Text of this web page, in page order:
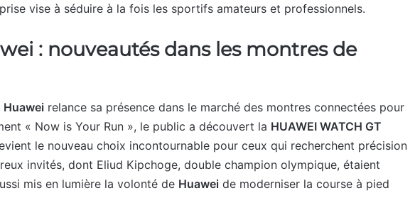
vise à séduire à la fois les sportifs amateurs et professionnels.
: nouveautés dans les montres de
Huawei relance sa présence dans le marché des montres connectées pour
« Now is Your Run », le public a découvert la HUAWEI WATCH GT
le nouveau choix incontournable pour ceux qui recherchent précision
invités, dont Eliud Kipchoge, double champion olympique, étaient
mis en lumière la volonté de Huawei de moderniser la course à pied